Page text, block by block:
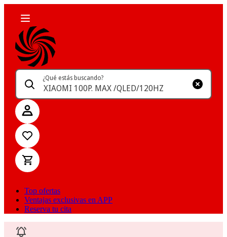
¿Qué estás buscando?
Top ofertas
Ventajas exclusivas en APP
Reserva tu cita